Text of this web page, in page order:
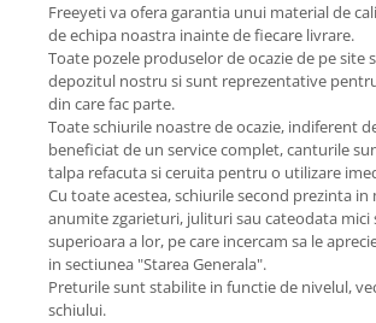
Freeyeti va ofera garantia unui material de
de echipa noastra inainte de fiecare livrare.
Toate pozele produselor de ocazie de pe site
depozitul nostru si sunt reprezentative
din care fac parte.
Toate schiurile noastre de ocazie, indiferent
beneficiat de un service complet, canturile
talpa refacuta si ceruita pentru o utilizare
Cu toate acestea, schiurile second prezinta
anumite zgarieturi, julituri sau cateodata mici
superioara a lor, pe care incercam sa le
in sectiunea "Starea Generala".
Preturile sunt stabilite in functie de nivelul,
schiului.